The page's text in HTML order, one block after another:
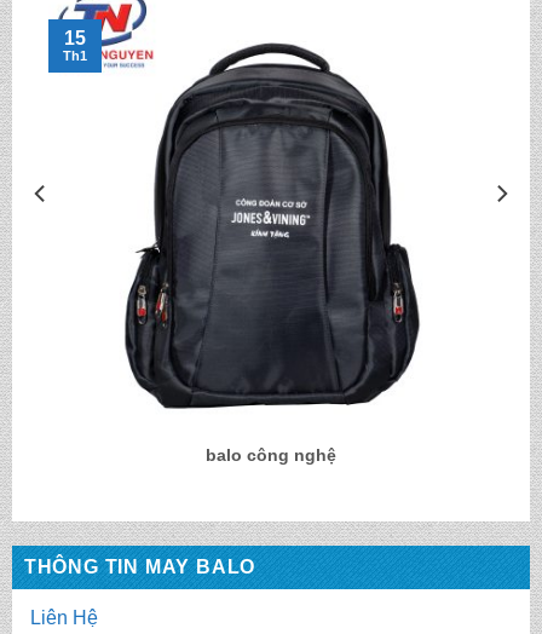
THÔNG TIN MAY BALO
Liên Hệ
balo công nghệ
15
Th1